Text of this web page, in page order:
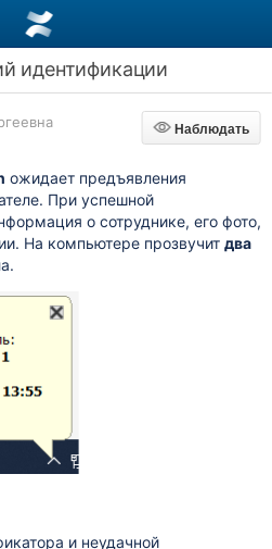
идентификации
Наблюдать
Наблюдать
ожидает предъявления
При успешной
о сотруднике, его фото,
На компьютере прозвучит два
и неудачной